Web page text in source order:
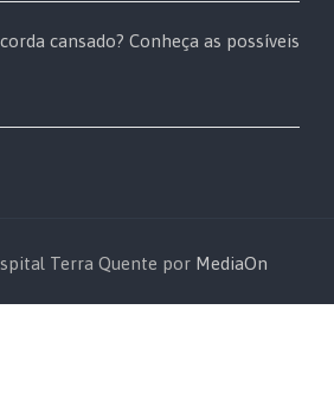
cansado? Conheça as possíveis
Terra Quente por MediaOn